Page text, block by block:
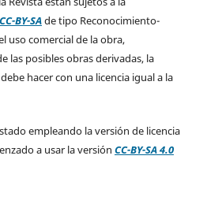
BY-SAde tipo Reconocimiento-
uso comercial de la obra,
las posibles obras derivadas, la
hacer con una licencia igual a la
empleando la versión de licencia
a usar la versión CC-BY-SA 4.0